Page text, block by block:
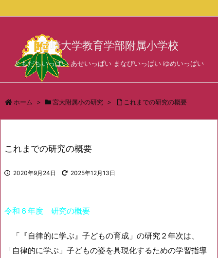
宮崎大学教育学部附属小学校
ともだちいっぱい あせいっぱい まなびいっぱい ゆめいっぱい
ホーム > 宮大附属小の研究 > これまでの研究の概要
これまでの研究の概要
2020年9月24日 2025年12月13日
令和６年度 研究の概要
「『自律的に学ぶ』子どもの育成」の研究２年次は、
「自律的に学ぶ」子どもの姿を具現化するための学習指導